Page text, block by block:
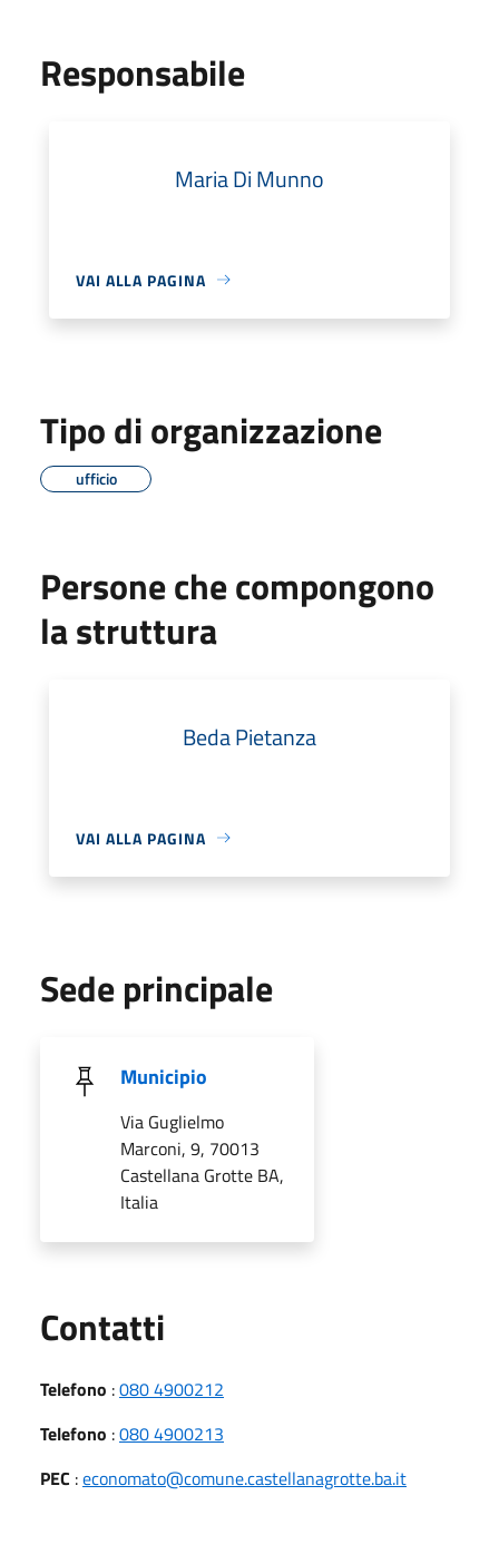
Responsabile
Maria Di Munno
VAI ALLA PAGINA
Tipo di organizzazione
ufficio
Persone che compongono
la struttura
Beda Pietanza
VAI ALLA PAGINA
Sede principale
Municipio
Via Guglielmo
Marconi, 9, 70013
Castellana Grotte BA,
Italia
Contatti
Telefono :080 4900212
Telefono :080 4900213
PEC :economato@comune.castellanagrotte.ba.it